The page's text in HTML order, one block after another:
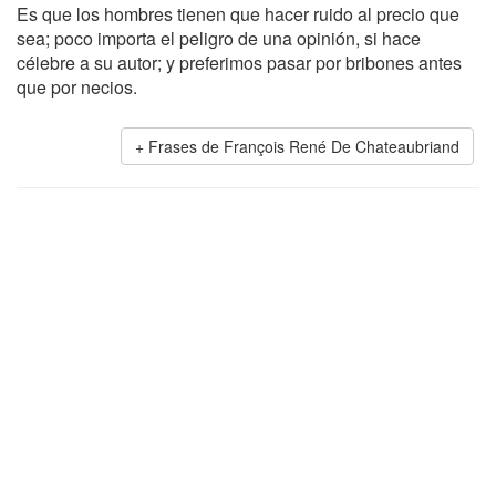
Es que los hombres tienen que hacer ruido al precio que
sea; poco importa el peligro de una opinión, si hace
célebre a su autor; y preferimos pasar por bribones antes
que por necios.
Frases de François René De Chateaubriand